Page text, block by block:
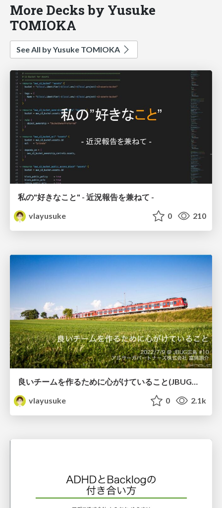
More Decks by Yusuke
TOMIOKA
See All by Yusuke TOMIOKA
私の"好きなこと" - 近況報告を兼ねて -
vlayusuke
0 210
vlayusuke
0 2.1k